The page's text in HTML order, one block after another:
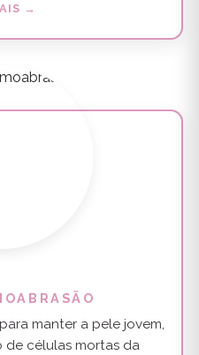
→
manter a pele jovem,
de células mortas da